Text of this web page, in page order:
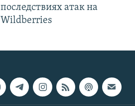
последствиях атак на
Wildberries